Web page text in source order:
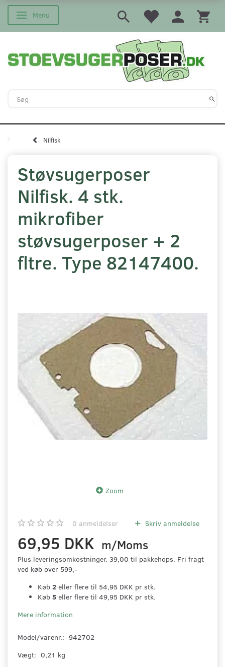
Skifte navigation
Menu
Nilfisk
Støvsugerposer
Nilfisk. 4 stk.
mikrofiber
støvsugerposer + 2
fltre. Type 82147400.
Zoom
0 anmeldelser Skriv anmeldelse
69,95 DKK m/Moms
Plus leveringsomkostninger. 39,00 til pakkehops. Fri fragt
ved køb over 599,-
Køb 2 eller flere til 54,95 DKK pr stk.
Køb 5 eller flere til 49,95 DKK pr stk.
Mere information
Model/varenr.: 942702
Vægt: 0,21 kg